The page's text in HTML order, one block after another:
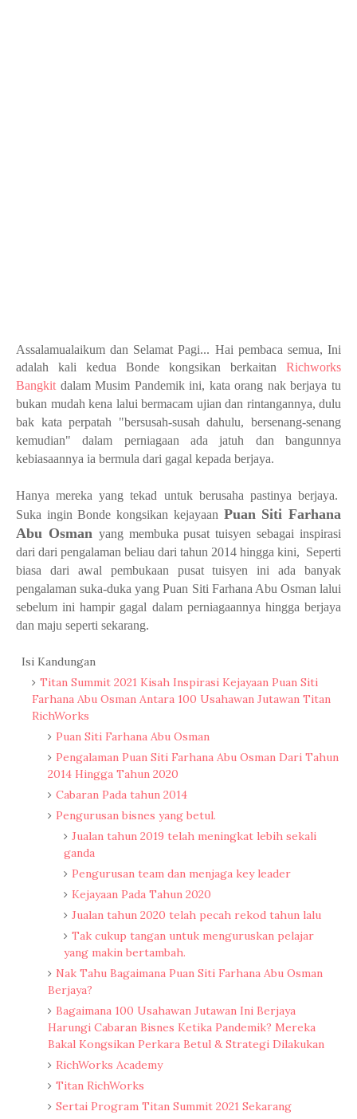
Assalamualaikum dan Selamat Pagi... Hai pembaca semua, Ini
adalah kali kedua Bonde kongsikan berkaitan Richworks
Bangkitdalam Musim Pandemik ini, kata orang nak berjaya tu
bukan mudah kena lalui bermacam ujian dan rintangannya, dulu
bak kata perpatah "bersusah-susah dahulu, bersenang-senang
kemudian" dalam perniagaan ada jatuh dan bangunnya
kebiasaannya ia bermula dari gagal kepada berjaya.
Hanya mereka yang tekad untuk berusaha pastinya berjaya.
Suka ingin Bonde kongsikan kejayaan Puan Siti Farhana
Abu Osman yang membuka pusat tuisyen sebagai inspirasi
dari dari pengalaman beliau dari tahun 2014 hingga kini, Seperti
biasa dari awal pembukaan pusat tuisyen ini ada banyak
pengalaman suka-duka yangPuan Siti Farhana Abu Osman lalui
sebelum ini hampir gagal dalam perniagaannya hingga berjaya
dan maju seperti sekarang.
Isi Kandungan
Titan Summit 2021 Kisah Inspirasi Kejayaan Puan Siti
Farhana Abu Osman Antara 100 Usahawan Jutawan Titan
RichWorks
Puan Siti Farhana Abu Osman
Pengalaman Puan Siti Farhana Abu Osman Dari Tahun
2014 Hingga Tahun 2020
Cabaran Pada tahun 2014
Pengurusan bisnes yang betul.
Jualan tahun 2019 telah meningkat lebih sekali
ganda
Pengurusan team dan menjaga key leader
Kejayaan Pada Tahun 2020
Jualan tahun 2020 telah pecah rekod tahun lalu
Tak cukup tangan untuk menguruskan pelajar
yang makin bertambah.
Nak Tahu Bagaimana Puan Siti Farhana Abu Osman
Berjaya?
Bagaimana 100 Usahawan Jutawan Ini Berjaya
Harungi Cabaran Bisnes Ketika Pandemik? Mereka
Bakal Kongsikan Perkara Betul & Strategi Dilakukan
RichWorks Academy
Titan RichWorks
Sertai Program Titan Summit 2021 Sekarang